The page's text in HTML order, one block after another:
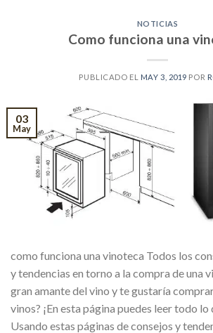
NOTICIAS
Como funciona una
PUBLICADO EL MAY 3, 2019 POR
03
May
como funciona una vinoteca Todos los
y tendencias en torno a la compra de una
gran amante del vino y te gustaría
vinos? ¡En esta página puedes leer todo
Usando estas páginas de consejos y